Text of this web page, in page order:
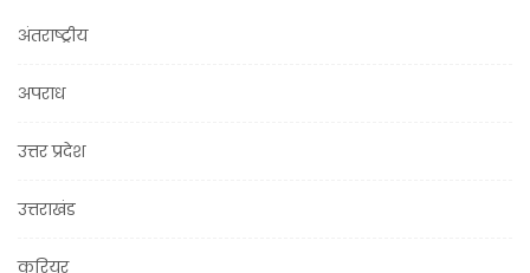
अंतराष्ट्रीय
अपराध
उत्तर प्रदेश
उत्तराखंड
करियर